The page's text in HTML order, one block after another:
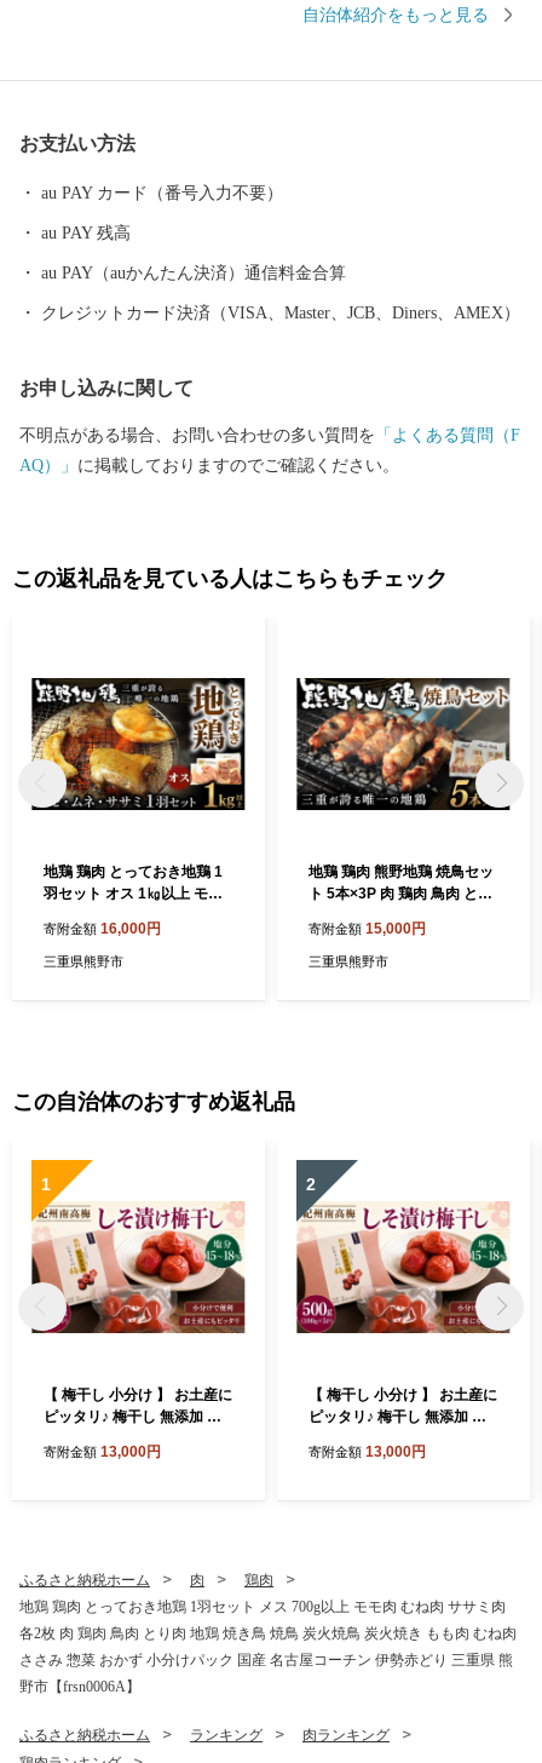
「熊野古道」 海を見下ろすような巨岩の「獅子岩」 日本最古の神
余年もの伝統を誇り、約１万発の大迫力の花火や 世界遺産に轟く
音と光を楽しもうと 全国から多くの人が訪れます。
自治体紹介をもっと見る
お支払い方法
au PAY カード（番号入力不要）
au PAY 残高
au PAY（auかんたん決済）通信料金合算
クレジットカード決済（VISA、Master、JCB、Diners、AMEX）
お申し込みに関して
不明点がある場合、お問い合わせの多い質問を 「よくある質問（F
AQ）」 に掲載しておりますのでご確認ください。
この返礼品を見ている人はこちらもチェック
地鶏 鶏肉 とっておき地鶏 1
羽セット オス 1㎏以上 モモ
鶏肉 鳥肉 とり肉 地鶏 焼き鳥
焼鳥 炭火焼鳥 炭火焼き もも
寄附金額 16,000円
三重県熊野市
地鶏 鶏肉 熊野地鶏 焼鳥セッ
ト 5本×3P 肉 鶏肉 鳥肉 とり
炭火焼き 惣菜 おかず 小分け
パック 国産 名古屋コーチン
寄附金額 15,000円
三重県熊野市
この自治体のおすすめ返礼品
1
【 梅干し 小分け 】 お土産に
ピッタリ♪ 梅干し 無添加 南
のすっぱい しそ漬け梅干し 5
干し 健康食品 南高梅干し 三
重県 熊野市【frsn0031A】
寄附金額 13,000円
2
【 梅干し 小分け 】 お土産に
ピッタリ♪ 梅干し 無添加 南
のすっぱい しそ漬け梅干し 5
寄附金額 13,000円
ふるさと納税ホーム 肉
鶏肉
地鶏 鶏肉 とっておき地鶏 1羽セット メス 700g以上 モモ肉 むね肉 ササミ肉
各2枚 肉 鶏肉 鳥肉 とり肉 地鶏 焼き鳥 焼鳥 炭火焼鳥 炭火焼き もも肉 むね肉
ささみ 惣菜 おかず 小分けパック 国産 名古屋コーチン 伊勢赤どり 三重県 熊
野市【frsn0006A】
ふるさと納税ホーム ランキング
肉ランキング